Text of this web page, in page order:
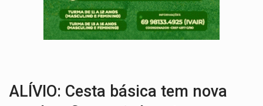
VÍDEO:Serpente capturada na fábrica da Coca-Cola é
HOMENAGEM:Cientistas cassados pelo AI-5 se tornam pesquisadores
ALÍVIO: Cesta básica tem nova